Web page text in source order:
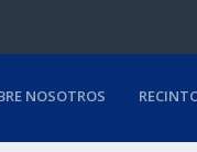
NOSOTROS